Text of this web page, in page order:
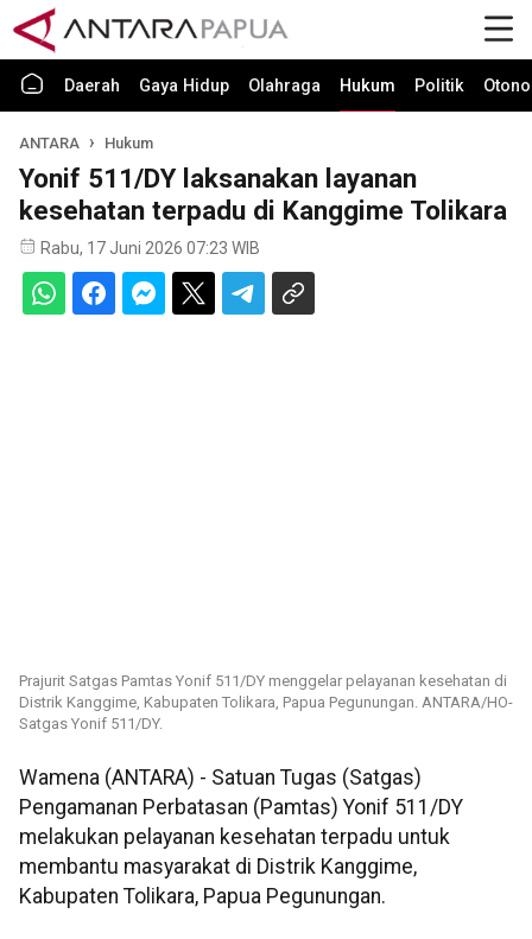
Daerah Gaya Hidup Olahraga Hukum Politik
ANTARA Hukum
Yonif 511/DY laksanakan layanan
kesehatan terpadu di Kanggime Tolikara
Rabu, 17 Juni 2026 07:23 WIB
Prajurit Satgas Pamtas Yonif 511/DY menggelar pelayanan kesehatan di
Distrik Kanggime, Kabupaten Tolikara, Papua Pegunungan. ANTARA/HO-
Satgas Yonif 511/DY.
Wamena (ANTARA) - Satuan Tugas (Satgas)
Pengamanan Perbatasan (Pamtas) Yonif 511/DY
melakukan pelayanan kesehatan terpadu untuk
membantu masyarakat di Distrik Kanggime,
Kabupaten Tolikara, Papua Pegunungan.